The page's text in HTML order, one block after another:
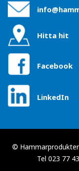
Hitta hit
Facebook
LinkedIn
©
Tel 023 77